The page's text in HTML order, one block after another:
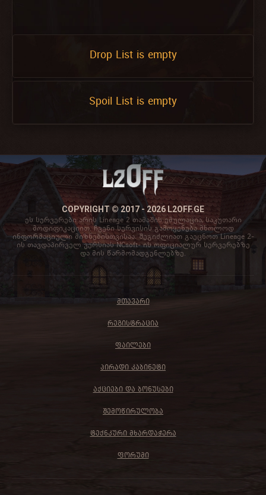
Drop List is empty
Spoil List is empty
COPYRIGHT © 2017 - 2026 L2OFF.GE
ეს სერვერები არის Lineage 2 თამაშის ემულაცია, საკუთარი
მოდიფიკაციით. ჩვენი სერვისის გამოყენება მხოლოდ
ინფორმაციული მიზნებისთვისაა. შეგიძლიათ გაეცნოთ Lineage 2-
ის თავდაპირველ ვერსიას NCsoft- ის ოფიციალურ სერვერებზე
და მის წარმომადგენლებზე.
ᲛᲗᲐᲕᲐᲠᲘ
ᲠᲔᲒᲘᲡᲢᲠᲐᲪᲘᲐ
ᲤᲐᲘᲚᲔᲑᲘ
ᲞᲘᲠᲐᲓᲘ ᲙᲐᲑᲘᲜᲔᲢᲘ
ᲐᲥᲪᲘᲔᲑᲘ ᲓᲐ ᲑᲝᲜᲣᲡᲔᲑᲘ
ᲨᲔᲛᲝᲬᲘᲠᲣᲚᲝᲑᲐ
ᲢᲔᲥᲜᲙᲣᲠᲘ ᲛᲮᲐᲠᲓᲐᲭᲔᲠᲐ
ᲤᲝᲠᲣᲛᲘ